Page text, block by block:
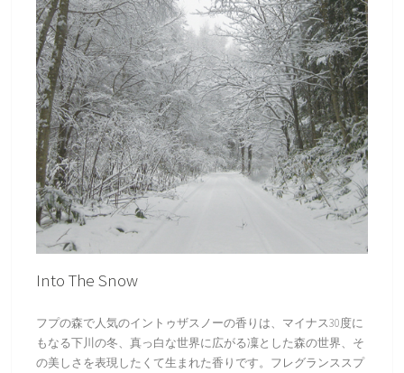
Into The Snow
フプの森で人気のイントゥザスノーの香りは、マイナス30度に
もなる下川の冬、真っ白な世界に広がる凜とした森の世界、そ
の美しさを表現したくて生まれた香りです。フレグランススプ